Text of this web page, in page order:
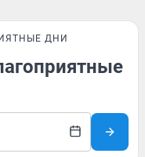
ДНИ